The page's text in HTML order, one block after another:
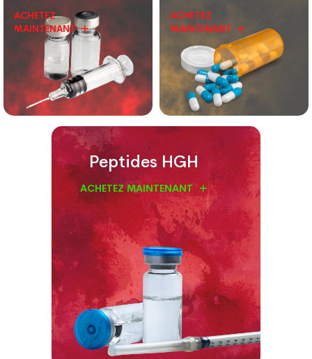
ACHETEZ
MAINTENANT
ACHETEZ
MAINTENANT
Peptides HGH
ACHETEZ MAINTENANT